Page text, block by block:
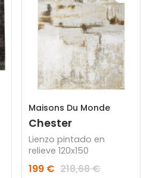
Maisons Du Monde
Chester
Lienzo pintado en
relieve 120x150
199 € 218,68 €